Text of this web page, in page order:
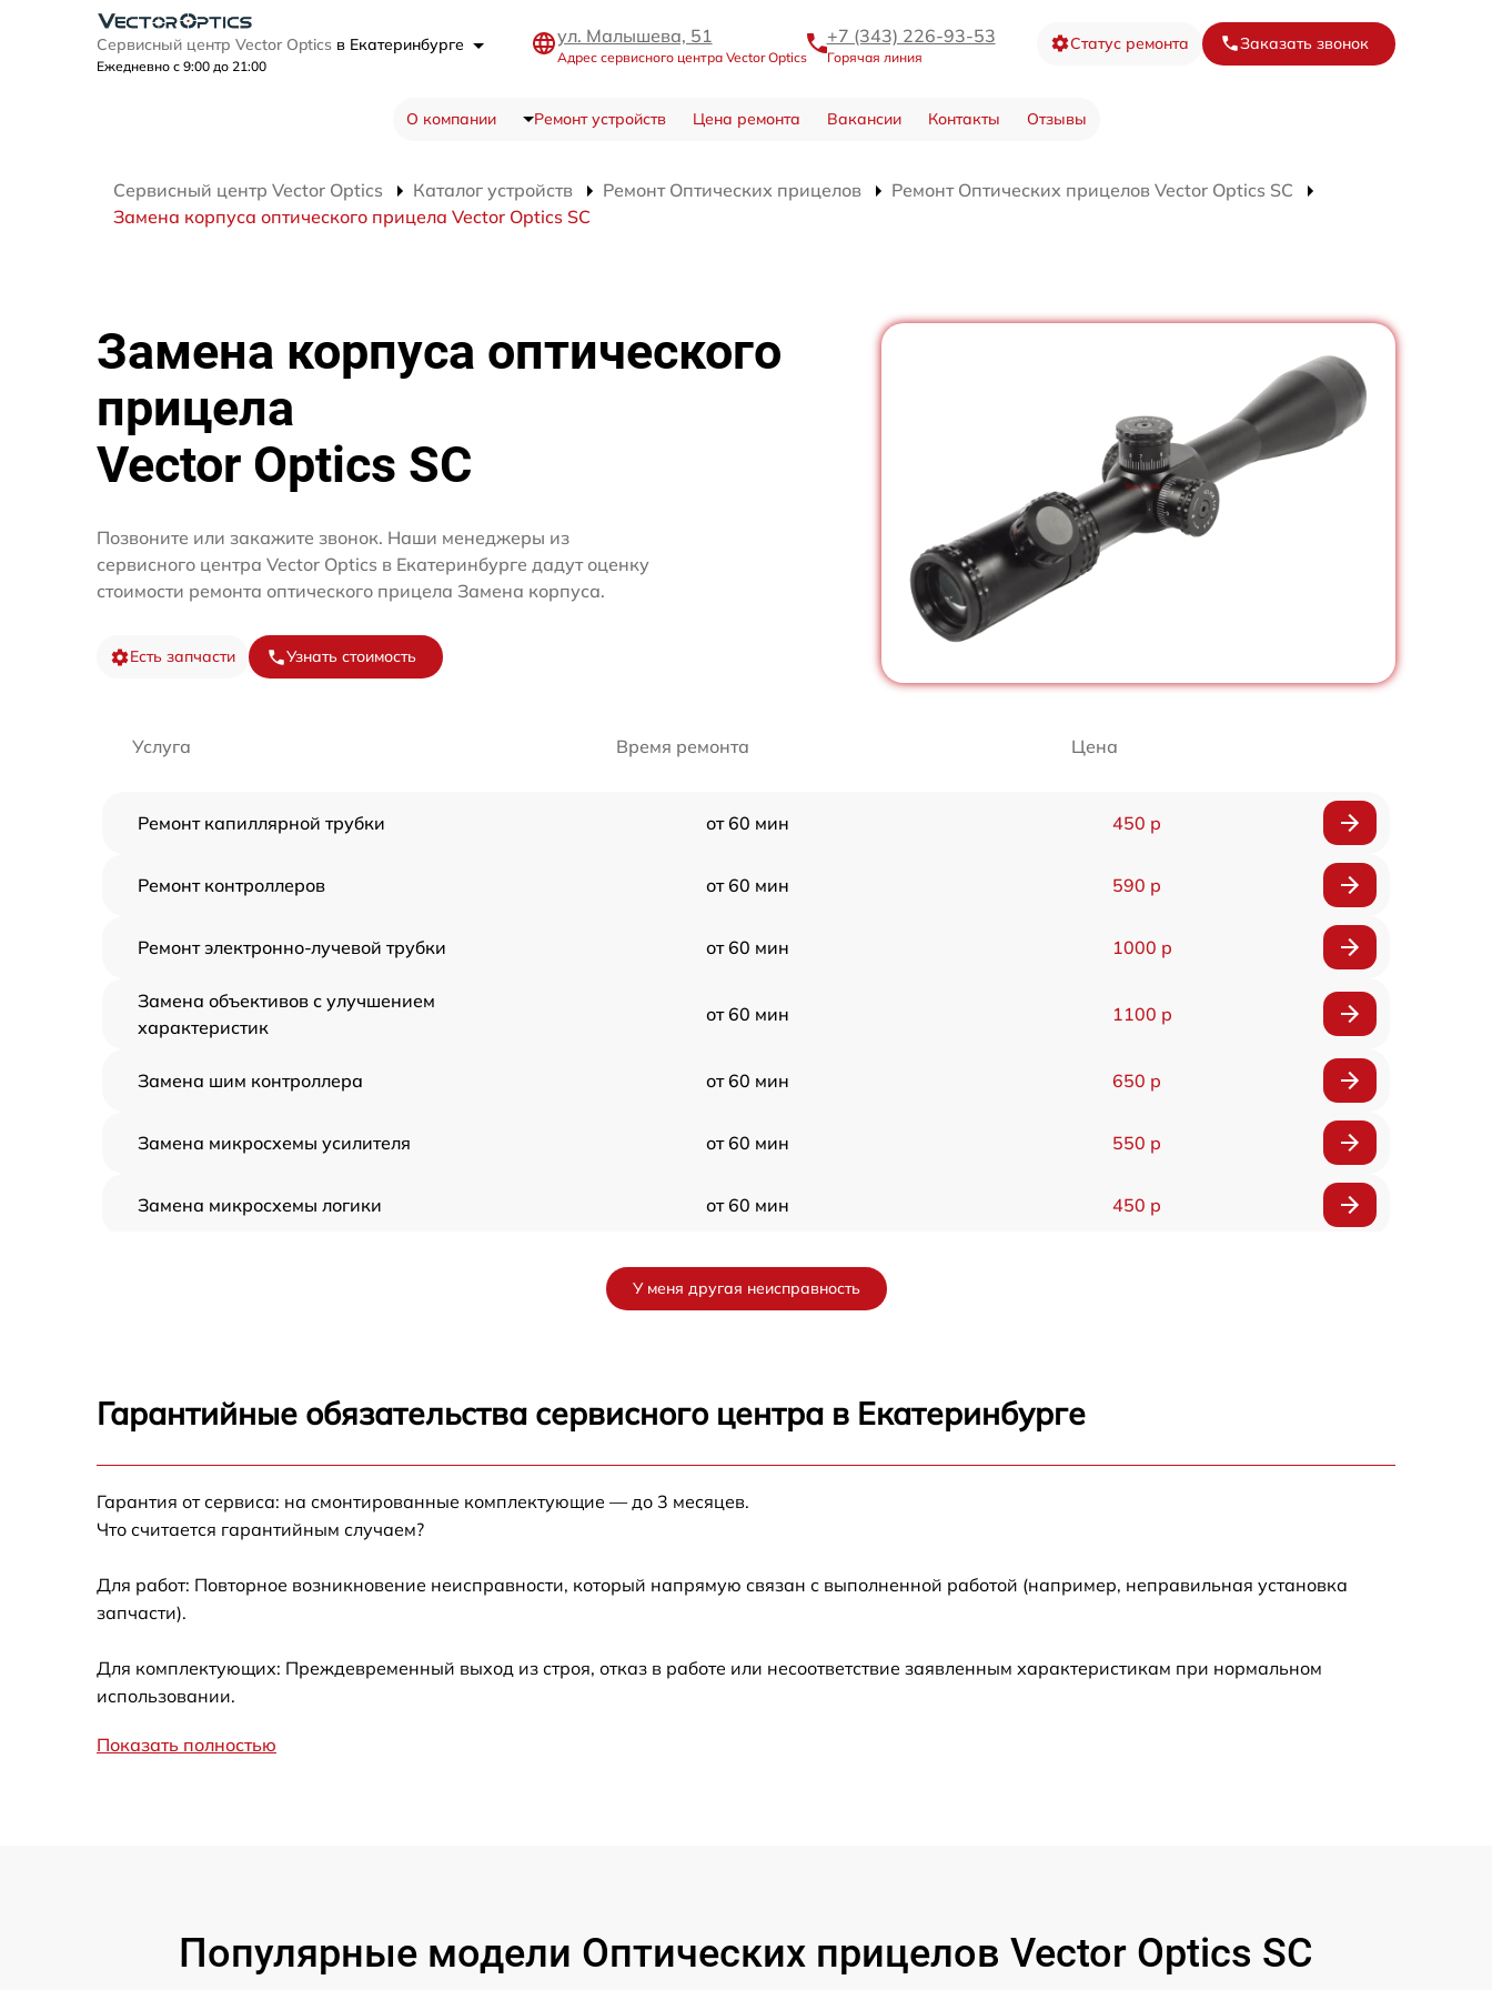
Сервисный центр Vector Optics в Екатеринбурге
Ежедневно с 9:00 до 21:00
ул. Малышева, 51
Адрес сервисного центра Vector Optics
+7 (343) 226-93-53
Горячая линия
Статус ремонта Заказать звонок
О компании Ремонт устройств Цена ремонта Вакансии Контакты Отзывы
Сервисный центр Vector Optics Каталог устройств Ремонт Оптических прицелов
Ремонт Оптических прицелов Vector Optics SC
Замена корпуса оптического прицела Vector Optics SC
Замена корпуса оптического
прицела
Vector Optics SC
Позвоните или закажите звонок. Наши менеджеры из
сервисного центра Vector Optics в Екатеринбурге дадут оценку
стоимости ремонта оптического прицела Замена корпуса.
Есть запчасти Узнать стоимость
Услуга Время ремонта Цена
Ремонт капиллярной трубки от 60 мин 450 р
Ремонт контроллеров от 60 мин 590 р
Ремонт электронно-лучевой трубки от 60 мин 1000 р
Замена объективов с улучшением
характеристик
от 60 мин 1100 р
Замена шим контроллера от 60 мин 650 р
Замена микросхемы усилителя от 60 мин 550 р
Замена микросхемы логики от 60 мин 450 р
от 60 мин
Калибровка и настройка тепловизора
Ремонт датчика синхроимпульсов от 60 мин 1550 р
Ремонт оптики
Восстановление питания от 60 мин 650 р
Ремонт цепи питания от 60 мин 1000 р
У меня другая неисправность
Гарантийные обязательства сервисного центра в Екатеринбурге
Гарантия от сервиса: на смонтированные комплектующие — до 3 месяцев.
Что считается гарантийным случаем?
Для работ: Повторное возникновение неисправности, который напрямую связан с выполненной работой (например, неправильная установка
запчасти).
Для комплектующих: Преждевременный выход из строя, отказ в работе или несоответствие заявленным характеристикам при нормальном
использовании.
Показать полностью
Популярные модели Оптических прицелов Vector Optics SC